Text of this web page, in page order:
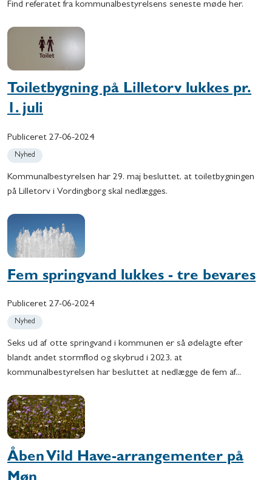
Find referatet fra kommunalbestyrelsens seneste møde her.
Toiletbygning på Lilletorv lukkes pr.
1. juli
Publiceret 27-06-2024
Nyhed
Kommunalbestyrelsen har 29. maj besluttet, at toiletbygningen
på Lilletorv i Vordingborg skal nedlægges.
Fem springvand lukkes - tre bevares
Publiceret 27-06-2024
Nyhed
Seks ud af otte springvand i kommunen er så ødelagte efter
blandt andet stormflod og skybrud i 2023, at
kommunalbestyrelsen har besluttet at nedlægge de fem af...
Åben Vild Have-arrangementer på